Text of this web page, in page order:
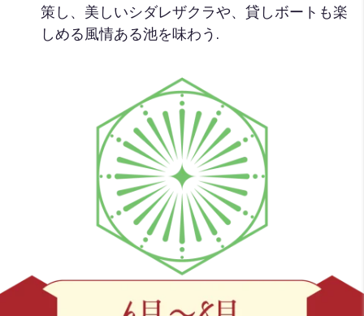
策し、美しいシダレザクラや、貸しボートも楽
しめる風情ある池を味わう.